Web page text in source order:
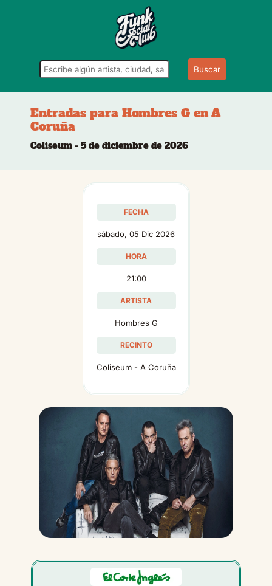
Buscar
Entradas para Hombres G en A
Coruña
Coliseum - 5 de diciembre de 2026
FECHA
sábado, 05 Dic 2026
HORA
21:00
ARTISTA
Hombres G
RECINTO
Coliseum - A Coruña